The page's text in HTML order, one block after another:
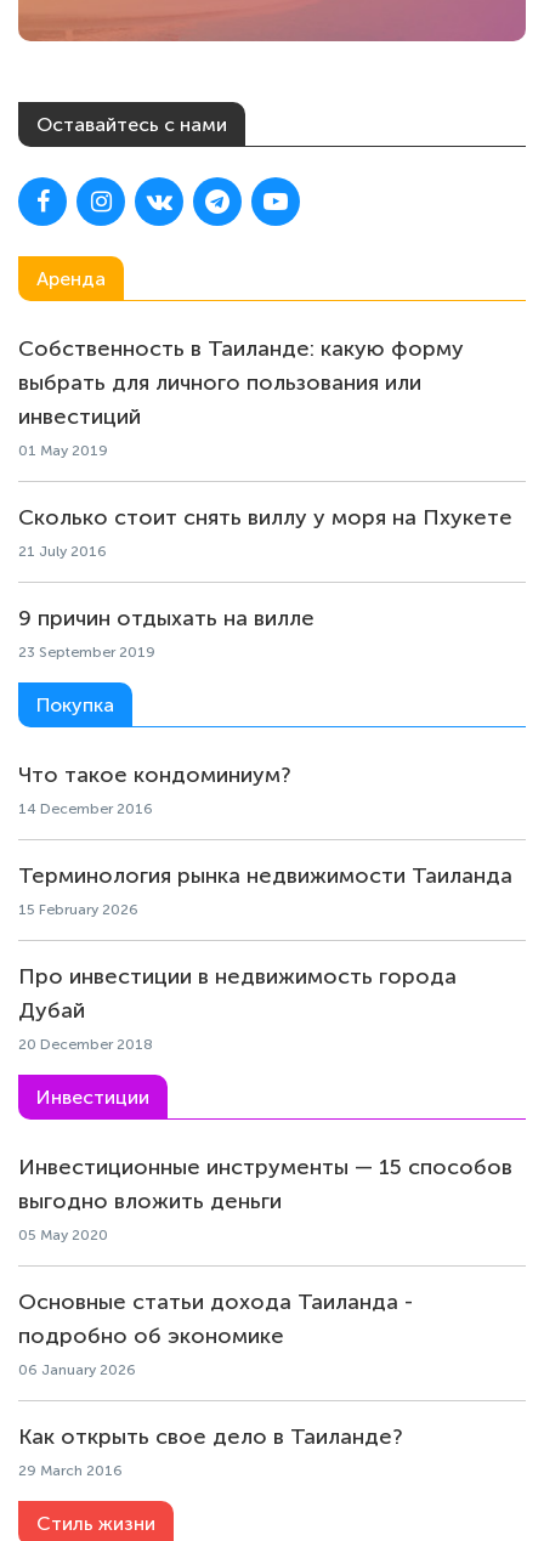
Оставайтесь с нами
Аренда
Собственность в Таиланде: какую форму
выбрать для личного пользования или
инвестиций
01 May 2019
Сколько стоит снять виллу у моря на Пхукете
21 July 2016
9 причин отдыхать на вилле
23 September 2019
Покупка
Что такое кондоминиум?
14 December 2016
Терминология рынка недвижимости Таиланда
15 February 2026
Про инвестиции в недвижимость города
Дубай
20 December 2018
Инвестиции
Инвестиционные инструменты — 15 способов
выгодно вложить деньги
05 May 2020
Основные статьи дохода Таиланда -
подробно об экономике
06 January 2026
Как открыть свое дело в Таиланде?
29 March 2016
Стиль жизни